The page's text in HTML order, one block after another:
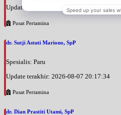
Update terakhir: 2026-08-07 20:23:50
Pusat Pertamina
dr. Sutji Astuti Mariono, SpP
Spesialis: Paru
Update terakhir: 2026-08-07 20:17:34
Pusat Pertamina
dr. Dian Prastiti Utami, SpP